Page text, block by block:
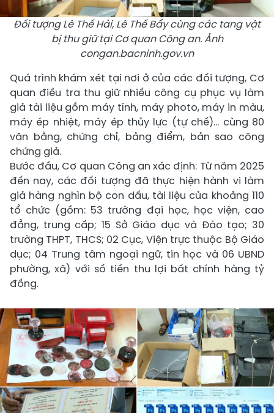
Đối tượng Lê Thế Hải, Lê Thế Bẩy cùng các tang vật
bị thu giữ tại Cơ quan Công an. Ảnh
congan.bacninh.gov.vn
Quá trình khám xét tại nơi ở của các đối tượng, Cơ
quan điều tra thu giữ nhiều công cụ phục vụ làm
giả tài liệu gồm máy tính, máy photo, máy in màu,
máy ép nhiệt, máy ép thủy lực (tự chế)… cùng 80
văn bằng, chứng chỉ, bảng điểm, bản sao công
chứng giả.
Bước đầu, Cơ quan Công an xác định: Từ năm 2025
đến nay, các đối tượng đã thực hiện hành vi làm
giả hàng nghìn bộ con dấu, tài liệu của khoảng 110
tổ chức (gồm: 53 trường đại học, học viện, cao
đẳng, trung cấp; 15 Sở Giáo dục và Đào tạo; 30
trường THPT, THCS; 02 Cục, Viện trực thuộc Bộ Giáo
dục; 04 Trung tâm ngoại ngữ, tin học và 06 UBND
phường, xã) với số tiền thu lợi bất chính hàng tỷ
đồng.